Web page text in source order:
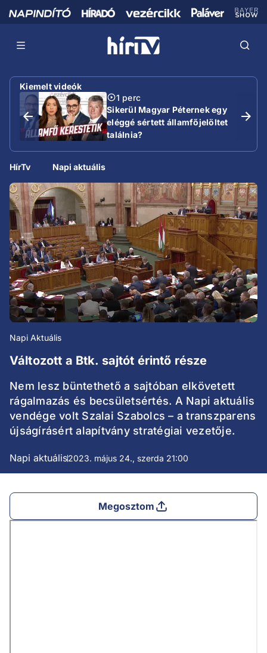
Kiemelt videók
1 perc
Sikerül Magyar Péternek egy
eléggé sértett államfőjelöltet
találnia?
HírTv Napi aktuális
Napi Aktuális
Változott a Btk. sajtót érintő része
Nem lesz büntethető a sajtóban elkövetett
rágalmazás és becsületsértés. A Napi aktuális
vendége volt Szalai Szabolcs – a transzparens
újságírásért alapítvány stratégiai vezetője.
Napi aktuális2023. május 24., szerda 21:00
Megosztom